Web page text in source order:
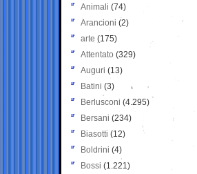
Animali (74)
Arancioni (2)
arte (175)
Attentato (329)
Auguri (13)
Batini (3)
Berlusconi (4.295)
Bersani (234)
Biasotti (12)
Boldrini (4)
Bossi (1.221)